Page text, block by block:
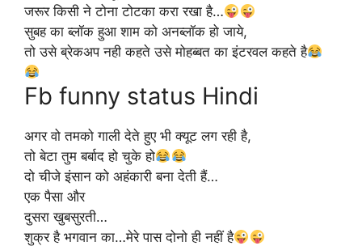
जरूर किसी ने टोना टोटका करा रखा है…
सुबह का ब्लॉक हुआ शाम को अनब्लॉक हो जाये,
तो उसे ब्रेकअप नही कहते उसे मोहब्बत का इंटरवल कहते है
Fb funny status Hindi
अगर वो तमको गाली देते हुए भी क्यूट लग रही है,
तो बेटा तुम बर्बाद हो चुके हो
दो चीजे इंसान को अहंकारी बना देती हैं…
एक पैसा और
दुसरा खुबसुरती…
शुक्र है भगवान का…मेरे पास दोनो ही नहीं है